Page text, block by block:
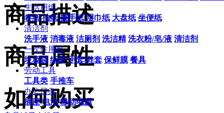
生活用纸
卷纸 抽纸 擦手纸 湿巾纸 大盘纸 坐便纸
清洁剂
洗手液 消毒液 洁厕剂 洗洁精 洗衣粉/皂/液 清洁剂
一次性用品
垃圾袋 纸杯 手套/鞋套 保鲜膜 餐具
劳动工具
工具类 手推车
办公日杂
插座 电池 移动电源
商品描述
商品属性
如何购买